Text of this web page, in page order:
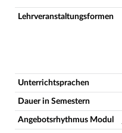
Lehrveranstaltungsformen
Unterrichtsprachen
Dauer in Semestern
Angebotsrhythmus Modul